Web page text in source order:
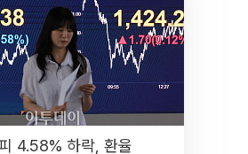
4.58% 하락, 환율